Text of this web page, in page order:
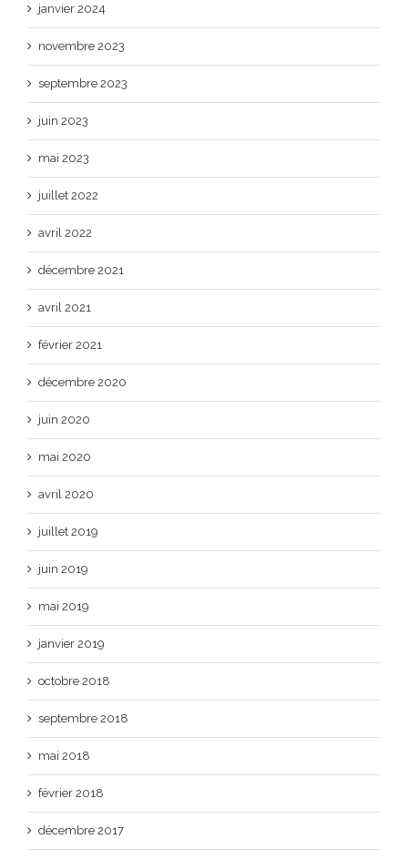
janvier 2024
novembre 2023
septembre 2023
juin 2023
mai 2023
juillet 2022
avril 2022
décembre 2021
avril 2021
février 2021
décembre 2020
juin 2020
mai 2020
avril 2020
juillet 2019
juin 2019
mai 2019
janvier 2019
octobre 2018
septembre 2018
mai 2018
février 2018
décembre 2017